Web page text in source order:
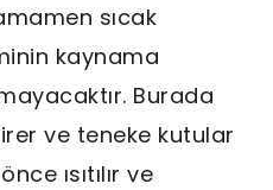
sıcak
kaynama
Burada
ve teneke kutular
ısıtılır ve